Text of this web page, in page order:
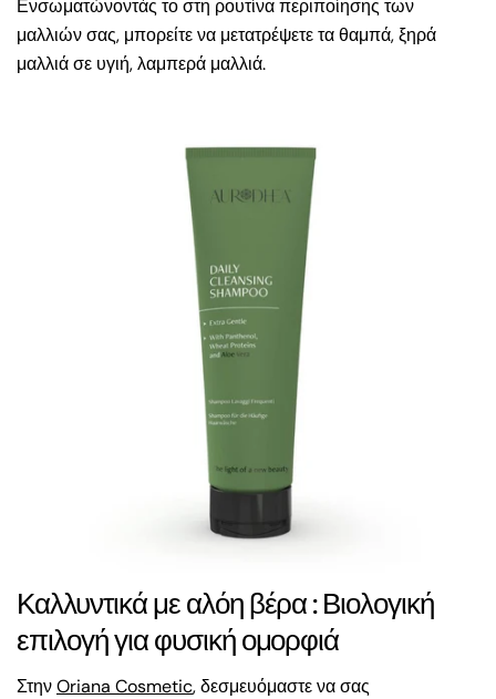
Ενσωματώνοντάς το στη ρουτίνα περιποίησης των
μαλλιών σας, μπορείτε να μετατρέψετε τα θαμπά, ξηρά
μαλλιά σε υγιή, λαμπερά μαλλιά.
Καλλυντικά με αλόη βέρα : Βιολογική
επιλογή για φυσική ομορφιά
ΣτηνOriana Cosmetic, δεσμευόμαστε να σας